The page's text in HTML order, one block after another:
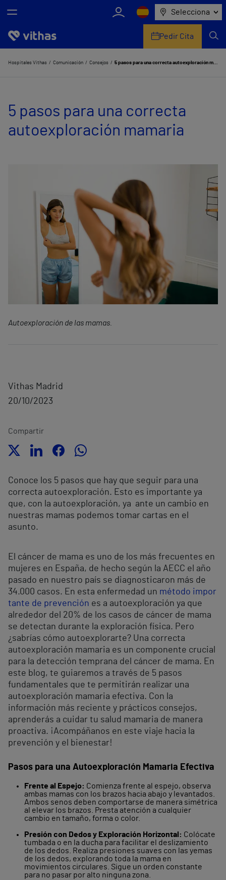
Selecciona
Nosotros
Servicios de salud
Equipo médico y asistencial
Pedir Cita
Hospitales Vithas Comunicación Consejos 5 pasos para una correcta autoexploración mamaria
5 pasos para una correcta
autoexploración mamaria
Autoexploración de las mamas.
Vithas Madrid
20/10/2023
Compartir
Conoce los 5 pasos que hay que seguir para una
correcta autoexploración. Esto es importante ya
que, con la autoexploración, ya ante un cambio en
nuestras mamas podemos tomar cartas en el
asunto.
El cáncer de mama es uno de los más frecuentes en
mujeres en España, de hecho según la AECC el año
pasado en nuestro país se diagnosticaron más de
34.000 casos. En esta enfermedad un método impor
tante de prevención es a autoexploración ya que
alrededor del 20% de los casos de cáncer de mama
se detectan durante la exploración física. Pero
¿sabrías cómo autoexplorarte? Una correcta
autoexploración mamaria es un componente crucial
para la detección temprana del cáncer de mama. En
este blog, te guiaremos a través de 5 pasos
fundamentales que te permitirán realizar una
autoexploración mamaria efectiva. Con la
información más reciente y prácticos consejos,
aprenderás a cuidar tu salud mamaria de manera
proactiva. ¡Acompáñanos en este viaje hacia la
prevención y el bienestar!
Pasos para una Autoexploración Mamaria Efectiva
Frente al Espejo: Comienza frente al espejo, observa
ambas mamas con los brazos hacia abajo y levantados.
Ambos senos deben comportarse de manera simétrica
al elevar los brazos. Presta atención a cualquier
cambio en tamaño, forma o color.
Presión con Dedos y Exploración Horizontal: Colócate
tumbada o en la ducha para facilitar el deslizamiento
de los dedos. Realiza presiones suaves con las yemas
de los dedos, explorando toda la mama en
movimientos circulares. Sigue un orden constante
para no pasar por alto ninguna zona.